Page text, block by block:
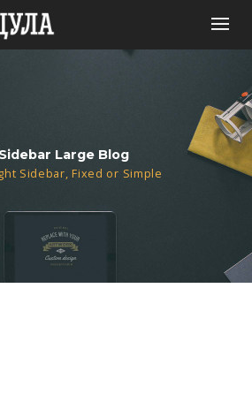
Large Blog
Sidebar, Fixed or Simple